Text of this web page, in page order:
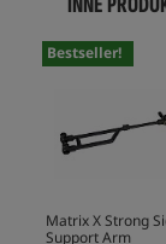
Bestseller!
Matrix X Strong
Support Arm